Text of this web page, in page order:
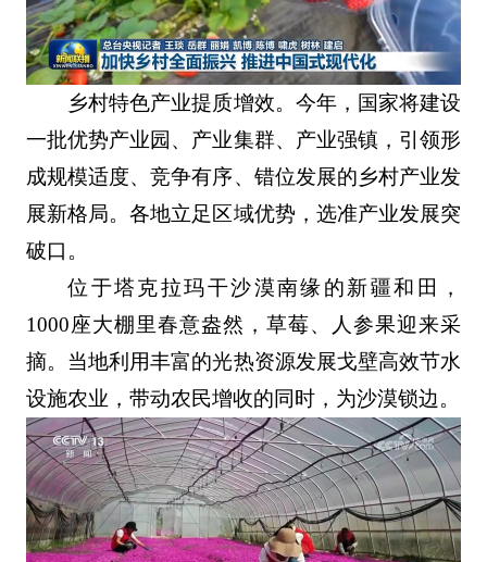
乡村特色产业提质增效。今年，国家将建设
一批优势产业园、产业集群、产业强镇，引领形
成规模适度、竞争有序、错位发展的乡村产业发
展新格局。各地立足区域优势，选准产业发展突
破口。
位于塔克拉玛干沙漠南缘的新疆和田，
1000座大棚里春意盎然，草莓、人参果迎来采
摘。当地利用丰富的光热资源发展戈壁高效节水
设施农业，带动农民增收的同时，为沙漠锁边。